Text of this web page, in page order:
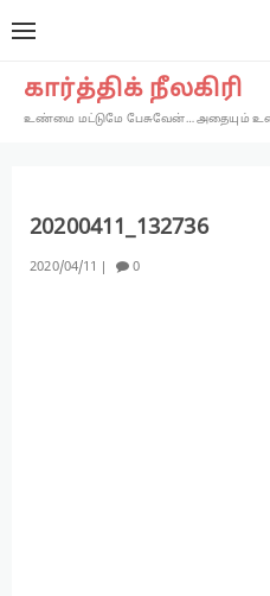
கார்த்திக் நீலகிரி
உண்மை மட்டுமே பேசுவேன்… அதையும்
20200411_132736
2020 04 11 0